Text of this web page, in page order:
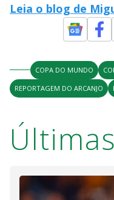
Leia o blog de
COPA DO MUNDO
REPORTAGEM DO ARCANJO
Últimas